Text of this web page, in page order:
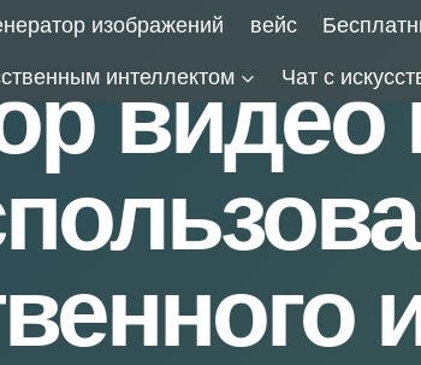
изображений вейс
интеллектом Чат с
видео